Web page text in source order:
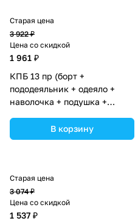
Старая цена
3 922 ₽
Цена со скидкой
1 961 ₽
КПБ 13 пр (борт +
пододеяльник + одеяло +
наволочка + подушка +
(№1148-4-1бб_02) цвета в
ассортименте.
В корзину
Старая цена
3 074 ₽
Цена со скидкой
1 537 ₽